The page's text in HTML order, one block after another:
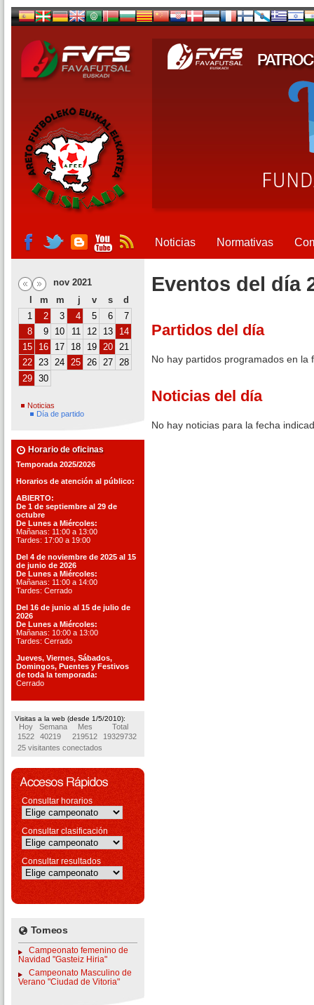
Noticias Normativas
nov 2021
m m j v s
d
1
2 3 4 5 6
7
8
9 10 11 12 13
14
15
16 17 18 19 20 21
22 23 24 25 26 27 28
29 30
Noticias
Día de partido
Horario de oficinas
Temporada 2025/2026
Horarios de atención al público:
ABIERTO:
De 1 de septiembre al 29 de
octubre
De Lunes a Miércoles:
Mañanas: 11:00 a 13:00
Tardes: 17:00 a 19:00
Del 4 de noviembre de 2025 al 15
de junio de 2026
De Lunes a Miércoles:
Mañanas: 11:00 a 14:00
Tardes: Cerrado
Del 16 de junio al 15 de julio de
2026
De Lunes a Miércoles:
Mañanas: 10:00 a 13:00
Tardes: Cerrado
Jueves, Viernes, Sábados,
Domingos, Puentes y Festivos
de toda la temporada:
Cerrado
Visitas a la web (desde 1/5/2010):
Hoy Semana Mes
Total
1522
40219 219512
19329732
25 visitantes conectados
Consultar horarios
Consultar clasificación
Consultar resultados
Torneos
Campeonato femenino de
Navidad "Gasteiz Hiria"
Campeonato Masculino de
Verano "Ciudad de Vitoria"
Eventos del día
Partidos del día
No hay partidos programados en la
Noticias del día
No hay noticias para la fecha